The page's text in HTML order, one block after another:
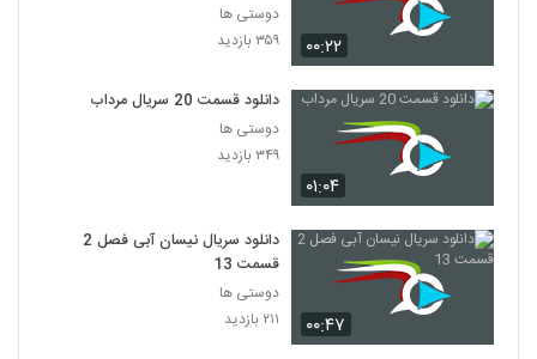
۰۰:۲۲
دوستی ها
۳۵۹ بازدید
۰۱:۰۴
دانلود قسمت 20 سریال مرداب
دوستی ها
۳۴۹ بازدید
۰۰:۴۷
دانلود سریال نیسان آبی فصل 2
قسمت 13
دوستی ها
۲۱۱ بازدید